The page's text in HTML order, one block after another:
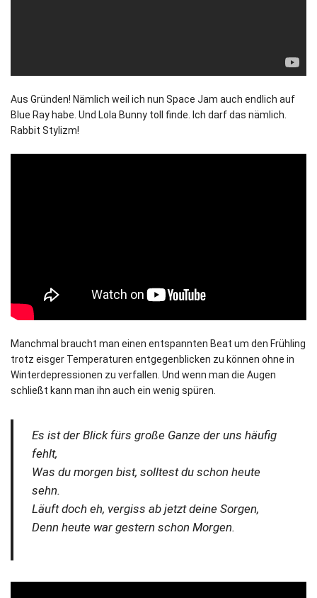
Aus Gründen! Nämlich weil ich nun Space Jam auch endlich auf
Blue Ray habe. Und Lola Bunny toll finde. Ich darf das nämlich.
Rabbit Stylizm!
Manchmal braucht man einen entspannten Beat um den Frühling
trotz eisger Temperaturen entgegenblicken zu können ohne in
Winterdepressionen zu verfallen. Und wenn man die Augen
schließt kann man ihn auch ein wenig spüren.
Es ist der Blick fürs große Ganze der uns häufig
fehlt,
Was du morgen bist, solltest du schon heute
sehn.
Läuft doch eh, vergiss ab jetzt deine Sorgen,
Denn heute war gestern schon Morgen.